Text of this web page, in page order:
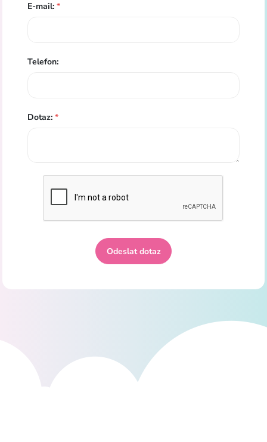
E-mail: *
Telefon:
Dotaz: *